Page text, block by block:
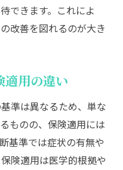
できます。これによ
改善を図れるのが大き
適用の違い
準は異なるため、単な
ものの、保険適用には
基準では症状の有無や
険適用は医学的根拠や